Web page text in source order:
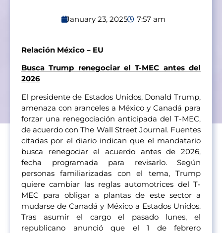
January 23, 2025 7:57 am
Relación México – EU
Busca Trump renegociar el T-MEC antes del
2026
El presidente de Estados Unidos, Donald Trump,
amenaza con aranceles a México y Canadá para
forzar una renegociación anticipada del T-MEC,
de acuerdo con The Wall Street Journal. Fuentes
citadas por el diario indican que el mandatario
busca renegociar el acuerdo antes de 2026,
fecha programada para revisarlo. Según
personas familiarizadas con el tema, Trump
quiere cambiar las reglas automotrices del T-
MEC para obligar a plantas de este sector a
mudarse de Canadá y México a Estados Unidos.
Tras asumir el cargo el pasado lunes, el
republicano anunció que el 1 de febrero